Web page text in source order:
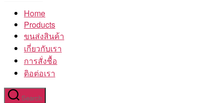
โรงงานHome
Products
ขนส่งสินค้า
เกี่ยวกับเรา
การสั่งชื้อ
ติอต่อเรา
Search